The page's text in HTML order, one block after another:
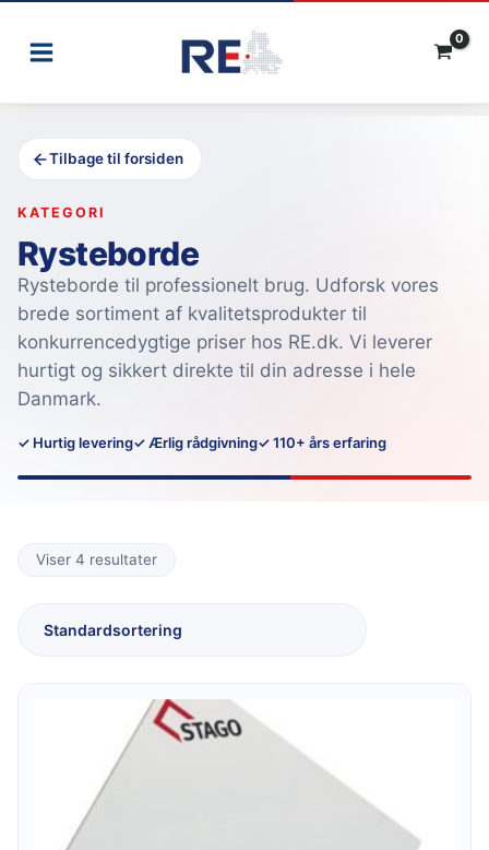
Tilbage til forsiden
KATEGORI
Rysteborde
Rysteborde til professionelt brug. Udforsk vores
brede sortiment af kvalitetsprodukter til
konkurrencedygtige priser hos RE.dk. Vi leverer
hurtigt og sikkert direkte til din adresse i hele
Danmark.
✓ Hurtig levering✓ Ærlig rådgivning✓ 110+ års erfaring
Viser 4 resultater